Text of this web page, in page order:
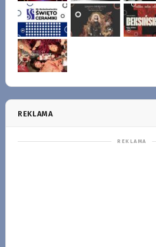
REKLAMA